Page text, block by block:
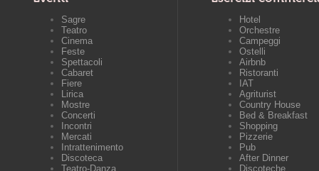
Sagre
Teatro
Cinema
Feste
Spettacoli
Cabaret
Fiere
Lirica
Mostre
Concerti
Incontri
Mercati
Intrattenimento
Discoteca
Teatro-Danza
Hotel
Orchestre
Campeggi
Ostelli
Airbnb
Ristoranti
IAT
Agriturist
Country House
Bed & Breakfast
Shopping
Pizzerie
Pub
After Dinner
Discoteche